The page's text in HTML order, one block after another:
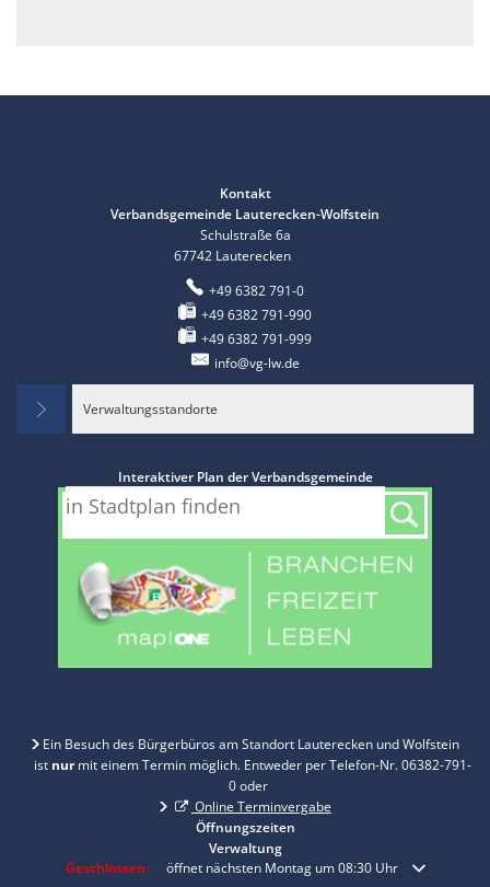
Kontakt
Verbandsgemeinde Lauterecken-Wolfstein
Schulstraße 6a
67742 Lauterecken
+49 6382 791-0
+49 6382 791-990
+49 6382 791-999
info@vg-lw.de
Verwaltungsstandorte
Interaktiver Plan der Verbandsgemeinde
Ein Besuch des Bürgerbüros am Standort Lauterecken und Wolfstein
ist nurmit einem Termin möglich. Entweder per Telefon-Nr. 06382-791-
0 oder
Online Terminvergabe
Öffnungszeiten
Verwaltung
Klicken, um weitere Öffnungs- oder Schließzeiten auszublenden
Geschlossen: öffnet nächsten Montag um 08:30 Uhr